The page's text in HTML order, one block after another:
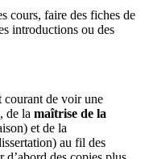
cours, faire des fiches de
introductions ou des
courant de voir une
, de la maîtrise de la
et de la
au fil des